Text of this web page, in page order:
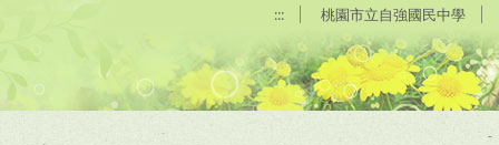
::: 桃園市立自強國民中學